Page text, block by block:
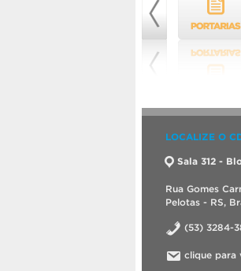
LOCALIZE O
Sala 312 -
Rua Gomes
Pelotas - RS,
(53) 3284-
clique para